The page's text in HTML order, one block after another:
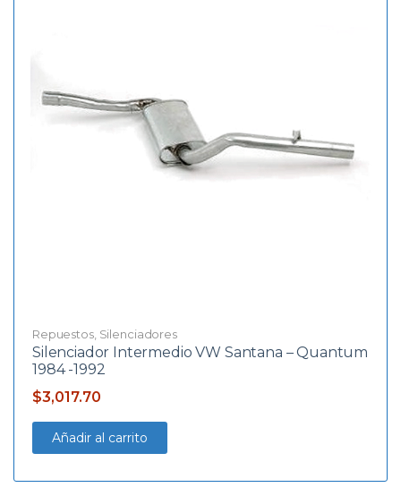
Repuestos, Silenciadores
Silenciador Intermedio VW Santana – Quantum
1984 -1992
$3,017.70
Añadir al carrito